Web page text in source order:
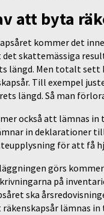
att byta
kommer det
skattemässiga
längd. Men totalt
Till exempel
längd. Så man
också att lämnas in
in deklarationer
för att få
görs
på
ska
lämnas